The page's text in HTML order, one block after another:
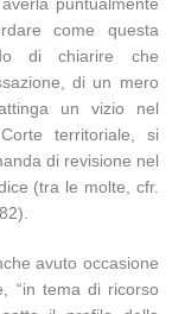
come questa
di chiarire che
di un mero
un vizio nel
territoriale, si
di revisione nel
(tra le molte, cfr.
avuto occasione
“in tema di ricorso